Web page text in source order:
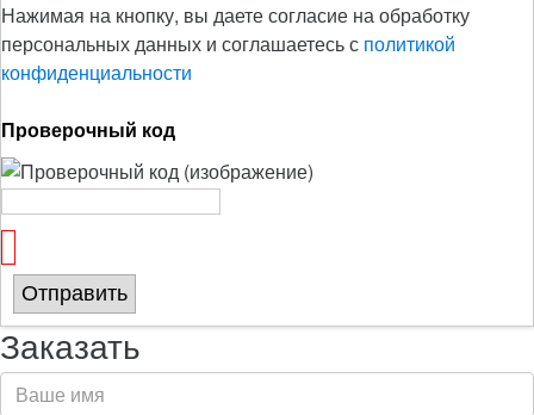
Нажимая на кнопку, вы даете согласие на обработку
персональных данных и соглашаетесь с политикой
конфиденциальности
Проверочный код
Отправить
Заказать